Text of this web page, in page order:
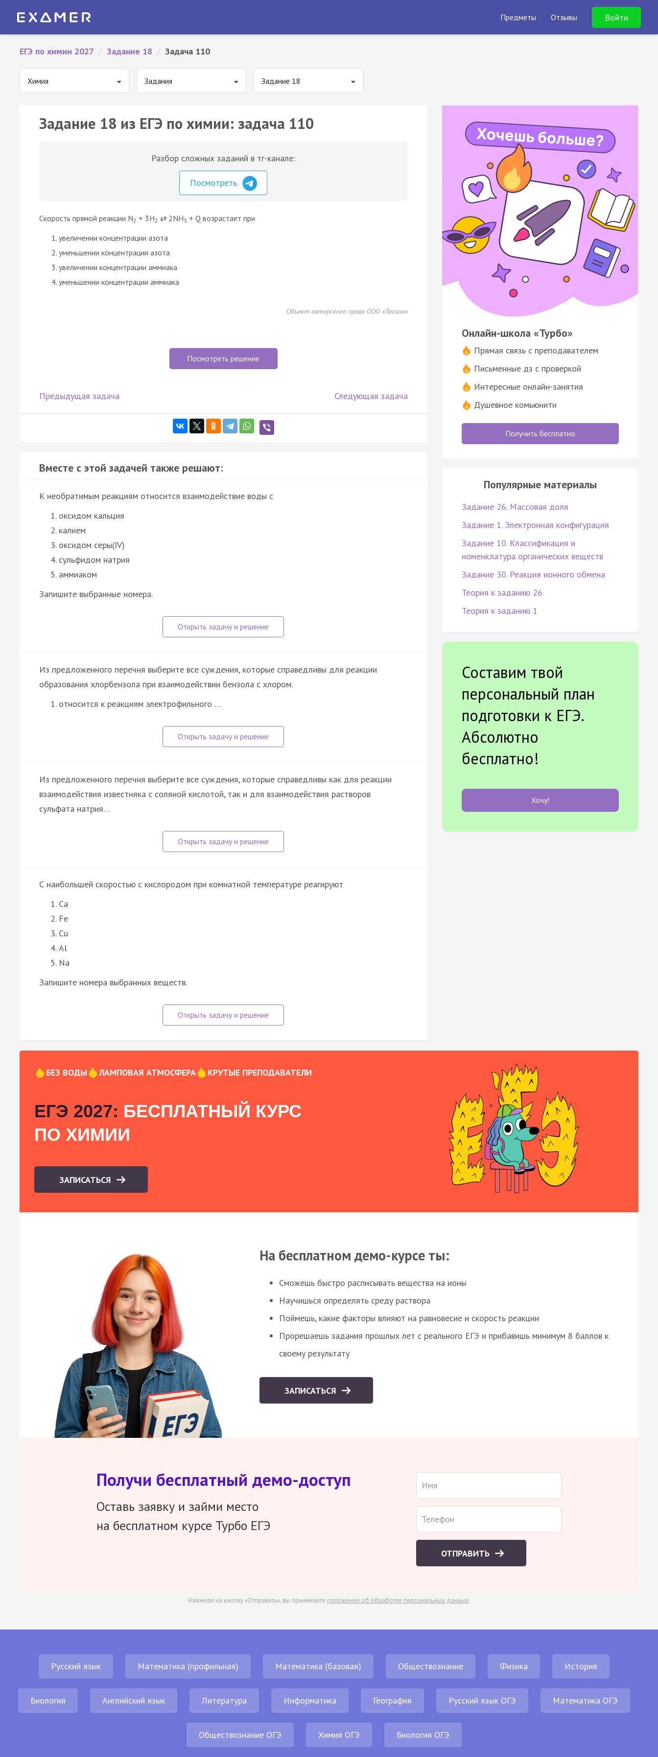
Предметы Отзывы Войти
ЕГЭ по химии 2027 / Задание 18 / Задача 110
Химия Задания Задание 18
Задание 18 из ЕГЭ по химии: задача 110
Разбор сложных заданий в тг-канале:
Посмотреть
Скорость прямой реакции N2 + 3H2 ⇄ 2NH3 + Q возрастает при
увеличении концентрации азота
уменьшении концентрации азота
увеличении концентрации аммиака
уменьшении концентрации аммиака
Объект авторского права ООО «Легион»
Посмотреть решение
Предыдущая задача Следующая задача
Вместе с этой задачей также решают:
К необратимым реакциям относится взаимодействие воды с
оксидом кальция
калием
оксидом серы(IV)
сульфидом натрия
аммиаком
Запишите выбранные номера.
Из предложенного перечня выберите все суждения, которые справедливы для реакции
образования хлорбензола при взаимодействии бензола с хлором.
относится к реакциям электрофильного …
Из предложенного перечня выберите все суждения, которые справедливы как для реакции
взаимодействия известняка с соляной кислотой, так и для взаимодействия растворов
сульфата натрия…
С наибольшей скоростью с кислородом при комнатной температуре реагируют
Ca
Fe
Cu
Al
Na
Запишите номера выбранных веществ.
Онлайн-школа «Турбо»
Прямая связь с преподавателем
Письменные дз с проверкой
Интересные онлайн-занятия
Душевное комьюнити
Получить бесплатно
Популярные материалы
Задание 26. Массовая доля
Задание 1. Электронная конфигурация
Задание 10. Классификация и
номенклатура органических веществ
Задание 30. Реакция ионного обмена
Теория к заданию 26
Теория к заданию 1
Составим твой
персональный план
подготовки к ЕГЭ.
Абсолютно
бесплатно!
Хочу!
БЕЗ ВОДЫ ЛАМПОВАЯ АТМОСФЕРА КРУТЫЕ ПРЕПОДАВАТЕЛИ
ЕГЭ 2027: БЕСПЛАТНЫЙ КУРС
ПО ХИМИИ
ЗАПИСАТЬСЯ
На бесплатном демо-курсе ты:
Сможешь быстро расписывать вещества на ионы
Научишься определять среду раствора
Поймешь, какие факторы влияют на равновесие и скорость реакции
Прорешаешь задания прошлых лет с реального ЕГЭ и прибавишь минимум 8 баллов к
своему результату
ЗАПИСАТЬСЯ
Получи бесплатный демо-доступ
Оставь заявку и займи место
на бесплатном курсе Турбо ЕГЭ
ОТПРАВИТЬ
Нажимая на кнопку «Отправить», вы принимаете положение об обработке персональных данных.
Русский язык Математика (профильная) Математика (базовая) Обществознание Физика История
Биология Английский язык Литература Информатика География Русский язык ОГЭ Математика ОГЭ
Обществознание ОГЭ Химия ОГЭ Биология ОГЭ